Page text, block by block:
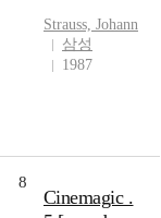
Strauss, Johann
삼성
1987
8
Cinemagic .